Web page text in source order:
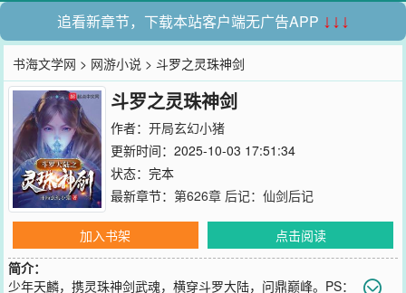
追看新章节，下载本站客户端无广告APP ↓↓↓
书海文学网 > 网游小说 > 斗罗之灵珠神剑
斗罗之灵珠神剑
作者： 开局玄幻小猪
更新时间：2025-10-03 17:51:34
状态：完本
最新章节： 第626章 后记：仙剑后记
加入书架
点击阅读
简介：
少年天麟，携灵珠神剑武魂，横穿斗罗大陆，问鼎巅峰。PS：